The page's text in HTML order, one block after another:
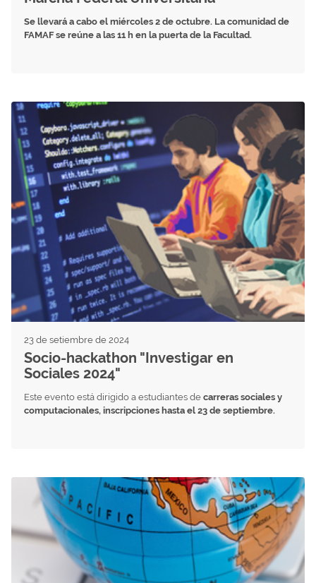
Se llevará a cabo el miércoles 2 de octubre. La comunidad de
FAMAF se reúne a las 11 h en la puerta de la Facultad.
23 de setiembre de 2024
Socio-hackathon "Investigar en
Sociales 2024"
Este evento está dirigido a estudiantes de carreras sociales y
computacionales, inscripciones hasta el 23 de septiembre.